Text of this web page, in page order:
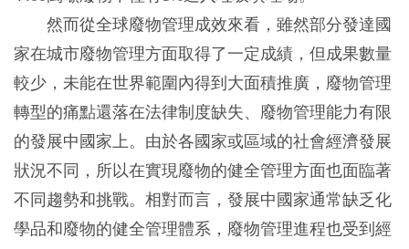
然而從全球廢物管理成效來看，雖然部分發達國
家在城市廢物管理方面取得了一定成績，但成果數量
較少，未能在世界範圍內得到大面積推廣，廢物管理
轉型的痛點還落在法律制度缺失、廢物管理能力有限
的發展中國家上。由於各國家或區域的社會經濟發展
狀況不同，所以在實現廢物的健全管理方面也面臨著
不同趨勢和挑戰。相對而言，發展中國家通常缺乏化
學品和廢物的健全管理體系，廢物管理進程也受到經